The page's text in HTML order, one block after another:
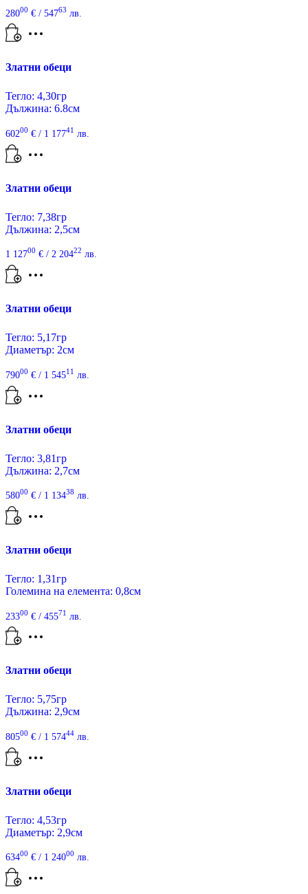
28000 € / 54763 лв.
Златни обеци
Тегло: 4,30гр
Дължина: 6.8см
60200 € / 1 17741 лв.
Златни обеци
Тегло: 7,38гр
Дължина: 2,5см
1 12700 € / 2 20422 лв.
Златни обеци
Тегло: 5,17гр
Диаметър: 2см
79000 € / 1 54511 лв.
Златни обеци
Тегло: 3,81гр
Дължина: 2,7см
58000 € / 1 13438 лв.
Златни обеци
Тегло: 1,31гр
Големина на елемента: 0,8см
23300 € / 45571 лв.
Златни обеци
Тегло: 5,75гр
Дължина: 2,9см
80500 € / 1 57444 лв.
Златни обеци
Тегло: 4,53гр
Диаметър: 2,9см
63400 € / 1 24000 лв.